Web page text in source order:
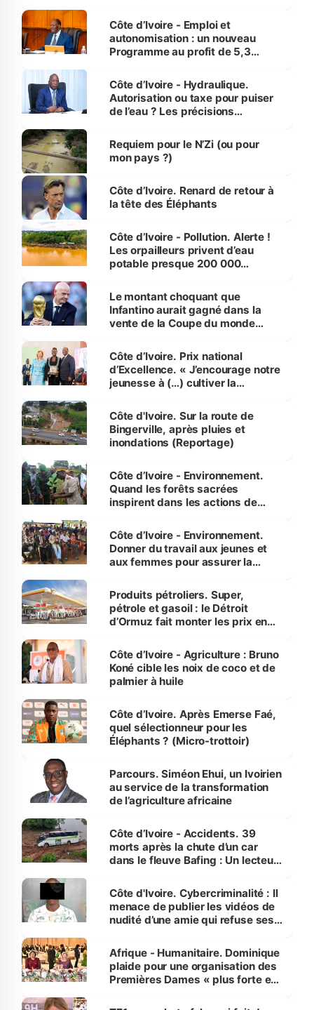
et Yamoussoukro
Côte d’Ivoire - Emploi et
autonomisation : un nouveau
Programme au profit de 5,3
Côte d’Ivoire - Hydraulique.
Autorisation ou taxe pour puiser
de l’eau ? Les précisions
Requiem pour le N’Zi (ou pour
mon pays ?)
Côte d’Ivoire. Renard de retour à
la tête des Éléphants
Côte d’Ivoire - Pollution. Alerte !
Les orpailleurs privent d’eau
potable presque 200 000
Le montant choquant que
Infantino aurait gagné dans la
vente de la Coupe du monde
Côte d’Ivoire. Prix national
d’Excellence. « J’encourage notre
jeunesse à (…) cultiver la
(Alassane Ouattara
Côte d'Ivoire. Sur la route de
Bingerville, après pluies et
inondations (Reportage)
Côte d’Ivoire - Environnement.
Quand les forêts sacrées
inspirent dans les actions de
Côte d’Ivoire - Environnement.
Donner du travail aux jeunes et
aux femmes pour assurer la
menacées
Produits pétroliers. Super,
pétrole et gasoil : le Détroit
d’Ormuz fait monter les prix en
Côte d’Ivoire - Agriculture : Bruno
Koné cible les noix de coco et de
palmier à huile
Côte d’Ivoire. Après Emerse Faé,
quel sélectionneur pour les
Éléphants ? (Micro-trottoir)
Parcours. Siméon Ehui, un Ivoirien
au service de la transformation
de l’agriculture africaine
Côte d’Ivoire - Accidents. 39
morts après la chute d’un car
dans le fleuve Bafing : Un lecteur
des Transports
Côte d'Ivoire. Cybercriminalité : Il
menace de publier les vidéos de
nudité d’une amie qui refuse ses
Afrique - Humanitaire. Dominique
plaide pour une organisation des
Premières Dames « plus forte et
sur la scène internationale »